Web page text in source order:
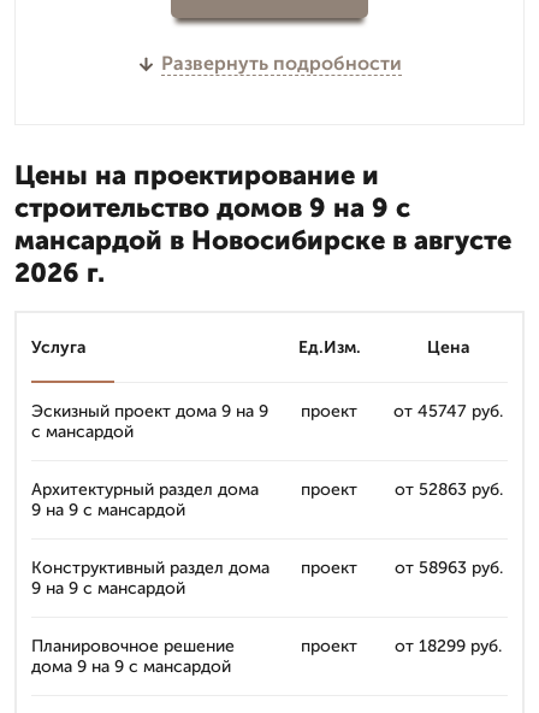
Развернуть подробности
Цены на проектирование и
строительство домов 9 на 9 с
мансардой в Новосибирске в августе
2026 г.
Услуга Ед.Изм. Цена
Эскизный проект дома 9 на 9
с мансардой
проект от 45747 руб.
Архитектурный раздел дома
9 на 9 с мансардой
проект от 52863 руб.
Конструктивный раздел дома
9 на 9 с мансардой
проект от 58963 руб.
Планировочное решение
дома 9 на 9 с мансардой
проект от 18299 руб.